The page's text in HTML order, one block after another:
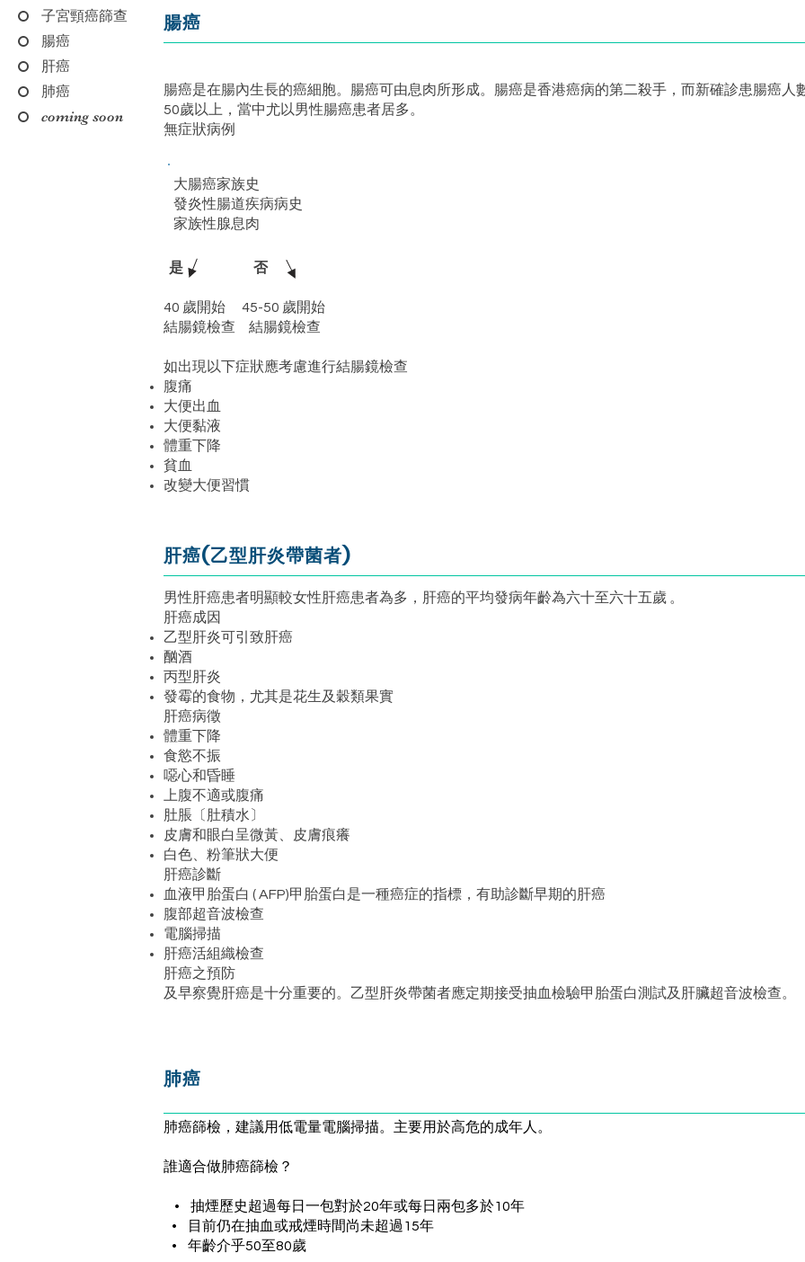
子宮頸癌篩查
腸癌
肝癌
肺癌
coming soon
腸癌
腸癌是在腸內生長的癌細胞。腸癌可由息肉所形成。腸癌是香港癌病的第二殺手，而新確診患腸癌人
50歲以上，當中尤以男性腸癌患者居多。
無症狀病例
是 否
40 歲開始 45-50 歲開始
結腸鏡檢查 結腸鏡檢查
如出現以下症狀應考慮進行結腸鏡檢查
腹痛
大便出血
大便黏液
體重下降
貧血
改變大便習慣
大腸癌家族史
發炎性腸道疾病病史
家族性腺息肉
肝癌(乙型肝炎帶菌者)
男性肝癌患者明顯較女性肝癌患者為多，肝癌的平均發病年齡為六十至六十五歲 。
肝癌成因
乙型肝炎可引致肝癌
酗酒
丙型肝炎
發霉的食物，尤其是花生及穀類果實
肝癌病徵
體重下降
食慾不振
噁心和昏睡
上腹不適或腹痛
肚脹〔肚積水〕
皮膚和眼白呈微黃、皮膚痕癢
白色、粉筆狀大便
肝癌診斷
血液甲胎蛋白 ( AFP)甲胎蛋白是一種癌症的指標，有助診斷早期的肝癌
腹部超音波檢查
電腦掃描
肝癌活組織檢查
肝癌之預防
及早察覺肝癌是十分重要的。乙型肝炎帶菌者應定期接受抽血檢驗甲胎蛋白測試及肝臟超音波檢查。
肺癌
肺癌篩檢，建議用低電量電腦掃描。主要用於高危的成年人。
誰適合做肺癌篩檢？
• 抽煙歷史超過每日一包對於20年或每日兩包多於10年
• 目前仍在抽血或戒煙時間尚未超過15年
• 年齡介乎50至80歲